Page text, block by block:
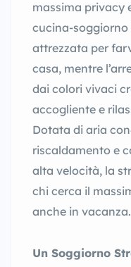
massima privacy
cucina-
attrezzata per
casa, mentre
dai colori vivaci
accogliente e
Dotata di aria
riscaldamento e
alta velocità, la
chi cerca il
anche in vacanza.
Un Soggiorno